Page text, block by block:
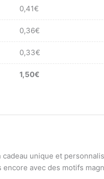
0,41€
0,36€
0,33€
1,50€
unique et
avec des motifs